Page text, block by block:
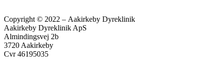
Copyright © 2022 – Aakirkeby Dyreklinik
Aakirkeby Dyreklinik ApS
Almindingsvej 2b
3720 Aakirkeby
Cvr 46195035